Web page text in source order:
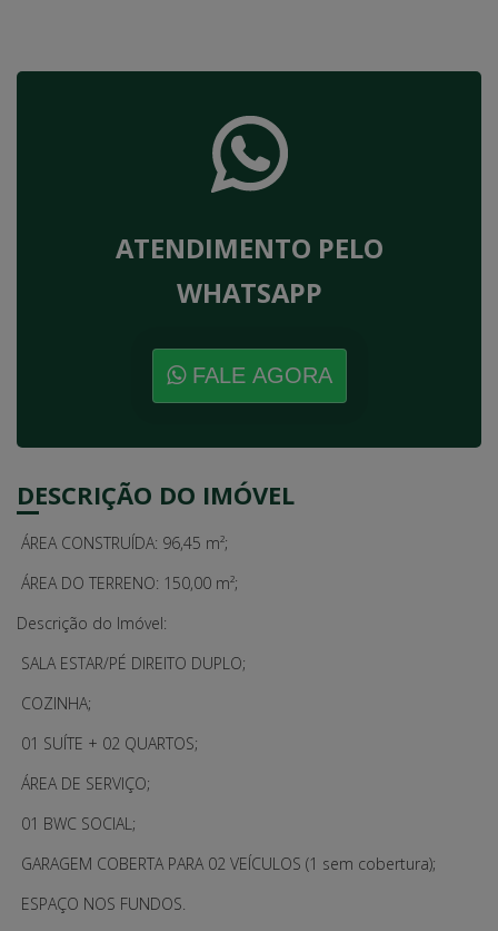
ATENDIMENTO PELO
WHATSAPP
FALE AGORA
DESCRIÇÃO DO IMÓVEL
ÁREA CONSTRUÍDA: 96,45 m²;
ÁREA DO TERRENO: 150,00 m²;
Descrição do Imóvel:
SALA ESTAR/PÉ DIREITO DUPLO;
COZINHA;
01 SUÍTE + 02 QUARTOS;
ÁREA DE SERVIÇO;
01 BWC SOCIAL;
GARAGEM COBERTA PARA 02 VEÍCULOS (1 sem cobertura);
ESPAÇO NOS FUNDOS.